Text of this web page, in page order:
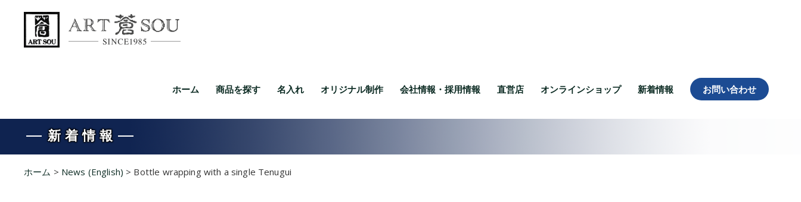
ホーム 商品を探す 名入れ オリジナル制作 会社情報・採用情報 直営店 オンラインショップ 新着情報 お問い合わせ
新着情報
ホーム > News (English) > Bottle wrapping with a single Tenugui